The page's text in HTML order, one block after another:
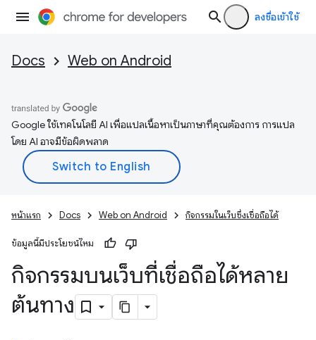
ลงชื่อเข้าใช้
Docs Web on Android
Google ใช้เทคโนโลยี AI เพื่อแปลเนื้อหาเป็นภาษาที่คุณต้องการ การแปล
โดย AI อาจมีข้อผิดพลาด
หน้าแรก Docs Web on Android กิจกรรมในเว็บซึ่งเชื่อถือได้
ข้อมูลนี้มีประโยชน์ไหม
กิจกรรมบนเว็บที่เชื่อถือได้หลาย
ต้นทาง